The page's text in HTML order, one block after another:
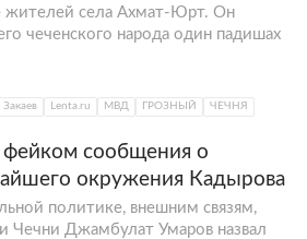
жителей села Ахмат-Юрт. Он
чеченского народа один падишах
Lenta.ru МВД ГРОЗНЫЙ ЧЕЧНЯ
фейком сообщения о
окружения Кадырова
политике, внешним связям,
Чечни Джамбулат Умаров назвал